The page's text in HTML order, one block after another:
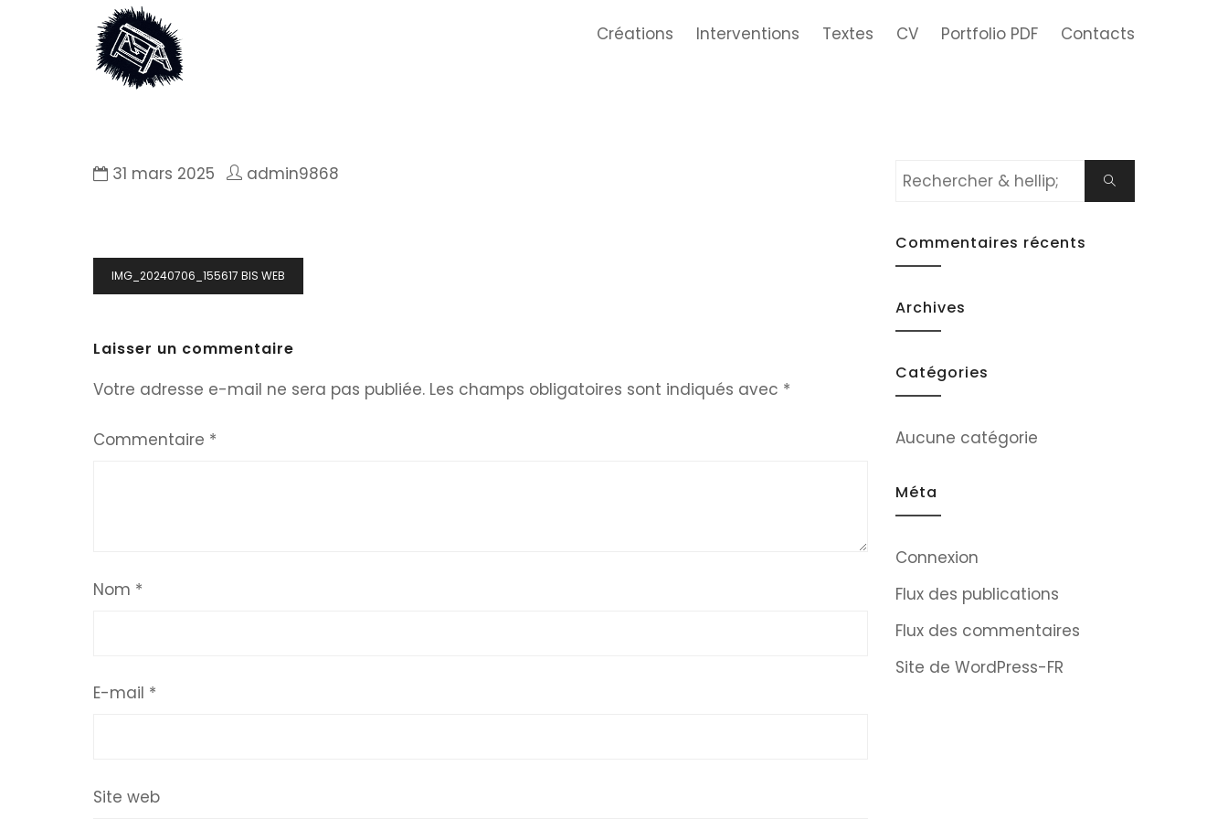
Créations Interventions Textes CV Portfolio PDF Contacts
31 mars 2025 admin9868
Navigation
de
IMG_20240706_155617 BIS WEB
Laisser un commentaire
Votre adresse e-mail ne sera pas publiée. Les champs obligatoires sont indiqués avec *
Commentaire *
Nom *
E-mail *
Site web
Rechercher: Chercher
Commentaires récents
Archives
Catégories
Aucune catégorie
Méta
Connexion
Flux des publications
Flux des commentaires
Site de WordPress-FR